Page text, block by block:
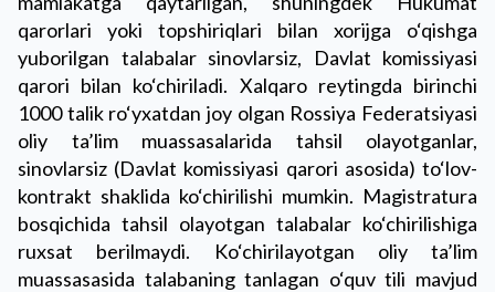
qarorlari yoki topshiriqlari bilan xorijga o‘qishga
yuborilgan talabalar sinovlarsiz, Davlat komissiyasi
qarori bilan ko‘chiriladi. Xalqaro reytingda birinchi
1000 talik ro‘yxatdan joy olgan Rossiya Federatsiyasi
oliy ta’lim muassasalarida tahsil olayotganlar,
sinovlarsiz (Davlat komissiyasi qarori asosida) to‘lov-
kontrakt shaklida ko‘chirilishi mumkin. Magistratura
bosqichida tahsil olayotgan talabalar ko‘chirilishiga
ruxsat berilmaydi. Ko‘chirilayotgan oliy ta’lim
muassasasida talabaning tanlagan o‘quv tili mavjud